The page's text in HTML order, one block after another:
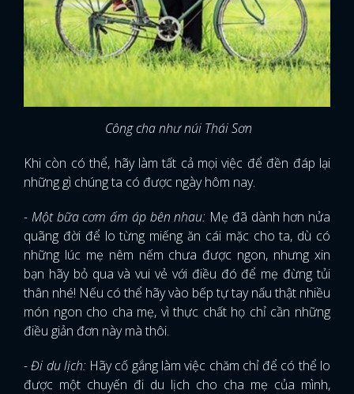
Công cha như núi Thái Sơn
Khi còn có thể, hãy làm tất cả mọi việc để đền đáp lại
những gì chúng ta có được ngày hôm nay.
- Một bữa cơm ấm áp bên nhau: Mẹ đã dành hơn nửa
quãng đời để lo từng miếng ăn cái mặc cho ta, dù có
những lúc mẹ nêm nếm chưa được ngon, nhưng xin
bạn hãy bỏ qua và vui vẻ với điều đó để mẹ đừng tủi
thân nhé! Nếu có thể hãy vào bếp tự tay nấu thật nhiều
món ngon cho cha mẹ, vì thực chất họ chỉ cần những
điều giản đơn này mà thôi.
- Đi du lịch: Hãy cố gắng làm việc chăm chỉ để có thể lo
được một chuyến đi du lịch cho cha mẹ của mình,